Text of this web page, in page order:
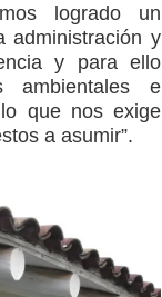
logrado un
administración y
y para ello
ambientales e
que nos exige
a asumir”.